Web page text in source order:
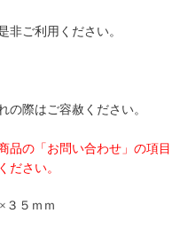
非ご利用ください。
の際はご容赦ください。
品の「お問い合わせ」の項目
ださい。
３５ｍｍ